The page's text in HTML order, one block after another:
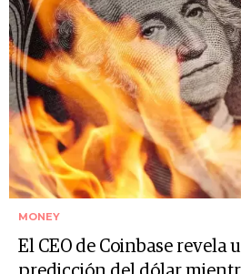
MONEY
El CEO de Coinbase revela